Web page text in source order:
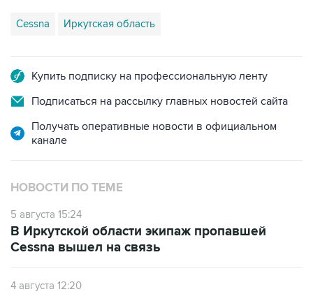
Cessna Иркутская область
Купить подписку на профессиональную ленту
Подписаться на рассылку главных новостей сайта
Получать оперативные новости в официальном
канале
НОВОСТИ ПО ТЕМЕ
5 августа 15:24
В Иркутской области экипаж пропавшей
Cessna вышел на связь
4 августа 12:20